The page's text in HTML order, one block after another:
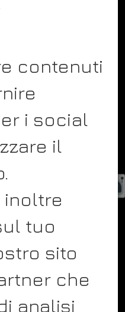
contenuti
i social
il
inoltre
tuo
sito
che
analisi